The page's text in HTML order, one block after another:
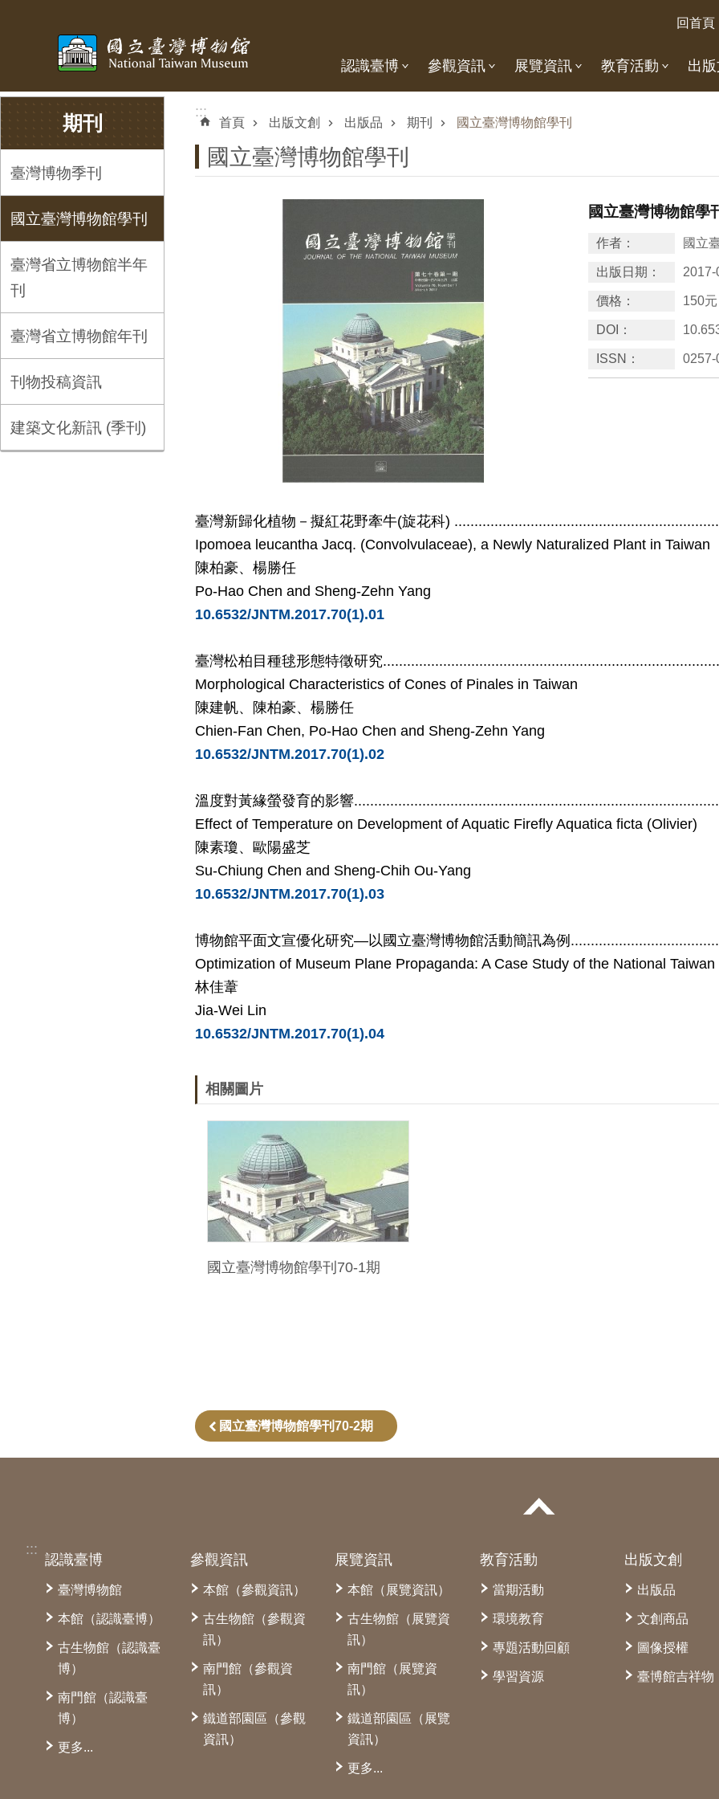
回首頁
認識臺博 參觀資訊 展覽資訊 教育活動 出版
期刊
臺灣博物季刊
國立臺灣博物館學刊
臺灣省立博物館半年
刊
臺灣省立博物館年刊
刊物投稿資訊
建築文化新訊 (季刊)
:::
首頁 出版文創 出版品 期刊 國立臺灣博物館學刊
國立臺灣博物館學刊
國立臺灣博物館學
作者： 國立
出版日期： 2017-
價格： 150元
DOI：
ISSN： 0257-
臺灣新歸化植物 － 擬紅花野牽牛(旋花科)
Ipomoea leucantha Jacq. (Convolvulaceae), a Newly Naturalized Plant in Taiwan
陳柏豪、楊勝任
Po-Hao Chen and Sheng-Zehn Yang
10.6532/JNTM.2017.70(1).01
臺灣松柏目種毬形態特徵研究
Morphological Characteristics of Cones of Pinales in Taiwan
陳建帆、陳柏豪、楊勝任
Chien-Fan Chen, Po-Hao Chen and Sheng-Zehn Yang
10.6532/JNTM.2017.70(1).02
溫度對黃緣螢發育的影響
Effect of Temperature on Development of Aquatic Firefly Aquatica ficta (Olivier)
陳素瓊、歐陽盛芝
Su-Chiung Chen and Sheng-Chih Ou-Yang
10.6532/JNTM.2017.70(1).03
博物館平面文宣優化研究—以國立臺灣博物館活動簡訊為例
Optimization of Museum Plane Propaganda: A Case Study of the National
林佳葦
Jia-Wei Lin
10.6532/JNTM.2017.70(1).04
相關圖片
國立臺灣博物館學刊70-1期
國立臺灣博物館學刊70-2期
:::
認識臺博
臺灣博物館
本館（認識臺博）
古生物館（認識臺
博）
南門館（認識臺
博）
更多...
參觀資訊
本館（參觀資訊）
古生物館（參觀資
訊）
南門館（參觀資
訊）
鐵道部園區（參觀
資訊）
展覽資訊
本館（展覽資訊）
古生物館（展覽資
訊）
南門館（展覽資
訊）
鐵道部園區（展覽
資訊）
更多...
教育活動
當期活動
環境教育
專題活動回顧
學習資源
出版文創
出版品
文創商品
圖像授權
臺博館吉祥物